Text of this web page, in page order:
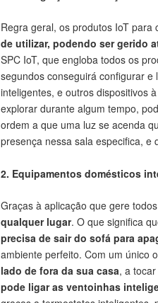
Regra geral, os produtos IoT para
de utilizar, podendo ser gerido
SPC IoT, que engloba todos os
segundos conseguirá configurar
inteligentes, e outros dispositivos
explorar durante algum tempo,
ordem a que uma luz se acenda
presença nessa sala especifica, e
2. Equipamentos domésticos
Graças à aplicação que gere
qualquer lugar. O que significa
precisa de sair do sofá para
ambiente perfeito. Com um único
lado de fora da sua casa, a
pode ligar as ventoinhas